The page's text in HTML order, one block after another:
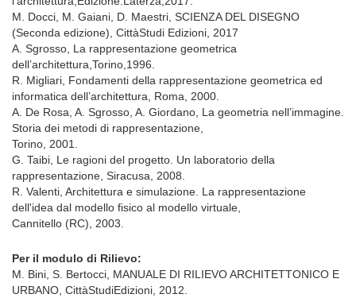
M. Docci, M. Gaiani, D. Maestri, SCIENZA DEL DISEGNO
(Seconda edizione), CittàStudi Edizioni, 2017
A. Sgrosso, La rappresentazione geometrica
dell’architettura,Torino,1996.
R. Migliari, Fondamenti della rappresentazione geometrica ed
informatica dell’architettura, Roma, 2000.
A. De Rosa, A. Sgrosso, A. Giordano, La geometria nell’immagine.
Storia dei metodi di rappresentazione,
Torino, 2001.
G. Taibi, Le ragioni del progetto. Un laboratorio della
rappresentazione, Siracusa, 2008.
R. Valenti, Architettura e simulazione. La rappresentazione
dell'idea dal modello fisico al modello virtuale,
Cannitello (RC), 2003.
Per il modulo di Rilievo:
M. Bini, S. Bertocci, MANUALE DI RILIEVO ARCHITETTONICO E
URBANO, CittàStudiEdizioni, 2012.